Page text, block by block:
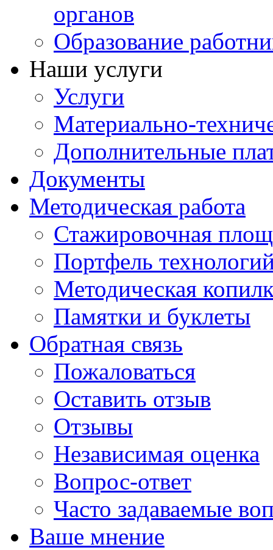
органов
Образование
Наши услуги
Услуги
Материально-
Дополнительные
Документы
Методическая работа
Стажировочная
Портфель
Методическая
Памятки и буклеты
Обратная связь
Пожаловаться
Оставить отзыв
Отзывы
Независимая оценка
Вопрос-ответ
Часто задаваемые
Ваше мнение